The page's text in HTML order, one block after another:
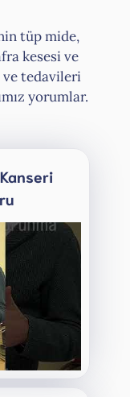
tüp mide,
kesesi ve
ve tedavileri
yorumlar.